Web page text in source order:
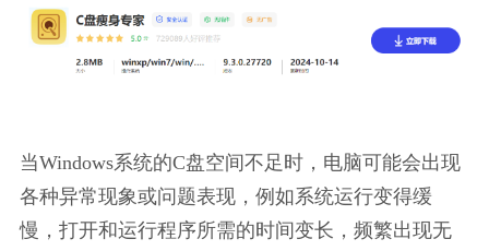
当Windows系统的C盘空间不足时，电脑可能会出现
各种异常现象或问题表现，例如系统运行变得缓
慢，打开和运行程序所需的时间变长，频繁出现无